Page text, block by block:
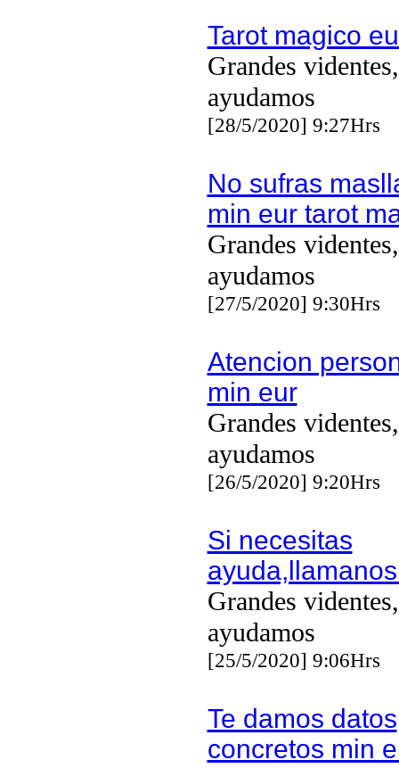
Tarot magico
Grandes
ayudamos
[28/5/2020] 9:27Hrs
No sufras
min eur tarot
Grandes
ayudamos
[27/5/2020] 9:30Hrs
Atencion
min eur
Grandes
ayudamos
[26/5/2020] 9:20Hrs
Si necesitas
Grandes
ayudamos
[25/5/2020] 9:06Hrs
Te damos datos
concretos min